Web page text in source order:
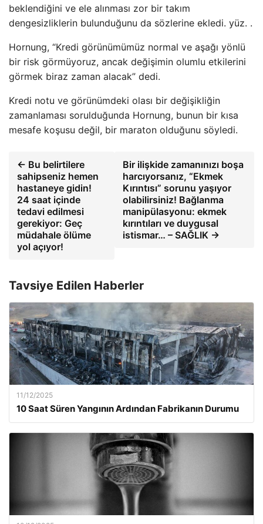
beklendiğini ve ele alınması zor bir takım
dengesizliklerin bulunduğunu da sözlerine ekledi. yüz. .
Hornung, “Kredi görünümümüz normal ve aşağı yönlü
bir risk görmüyoruz, ancak değişimin olumlu etkilerini
görmek biraz zaman alacak” dedi.
Kredi notu ve görünümdeki olası bir değişikliğin
zamanlaması sorulduğunda Hornung, bunun bir kısa
mesafe koşusu değil, bir maraton olduğunu söyledi.
← Bu belirtilere
sahipseniz hemen
hastaneye gidin!
24 saat içinde
tedavi edilmesi
gerekiyor: Geç
müdahale ölüme
yol açıyor!
Bir ilişkide zamanınızı boşa
harcıyorsanız, “Ekmek
Kırıntısı” sorunu yaşıyor
olabilirsiniz! Bağlanma
manipülasyonu: ekmek
kırıntıları ve duygusal
istismar… – SAĞLIK →
Tavsiye Edilen Haberler
11/12/2025
10 Saat Süren Yangının Ardından Fabrikanın Durumu